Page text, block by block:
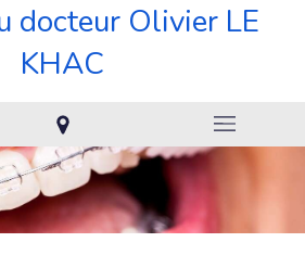
docteur Olivier LE
KHAC